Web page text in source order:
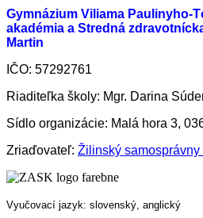
Gymnázium Viliama Paulinyho-
akadémia a Stredná
Martin
IČO: 57292761
Riaditeľka školy: Mgr. Darina
Sídlo organizácie: Malá hora 3,
Zriaďovateľ: Žilinský samosprávny
Vyučovací jazyk: slovenský, anglický